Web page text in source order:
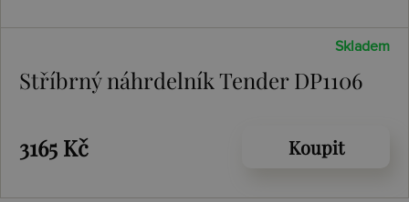
Skladem
Stříbrný náhrdelník Tender DP1106
3165 Kč Koupit